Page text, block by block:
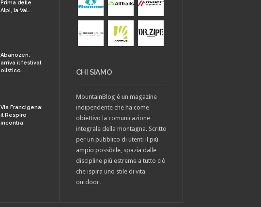
Prima delle
Alpi, la Val...
Abanozen:
arriva il festival
olistico...
Via Francigena:
il Respiro
incontra
CHI SIAMO
MountainBlog è un magazine
indipendente che ha come
obiettivo la comunicazione
integrale della montagna. Scritto
per un pubblico di utenti il più
ampio possibile, spazia dalle
discipline più estreme a tutto ciò
che ispira uno stile di vita
outdoor.